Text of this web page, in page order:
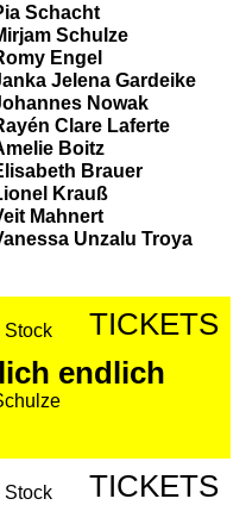
Schacht
Schulze
Engel
Jelena Gardeike
Nowak
Clare Laferte
Boitz
Brauer
Krauß
Mahnert
Unzalu Troya
Stock
endlich
TICKETS
Stock TICKETS